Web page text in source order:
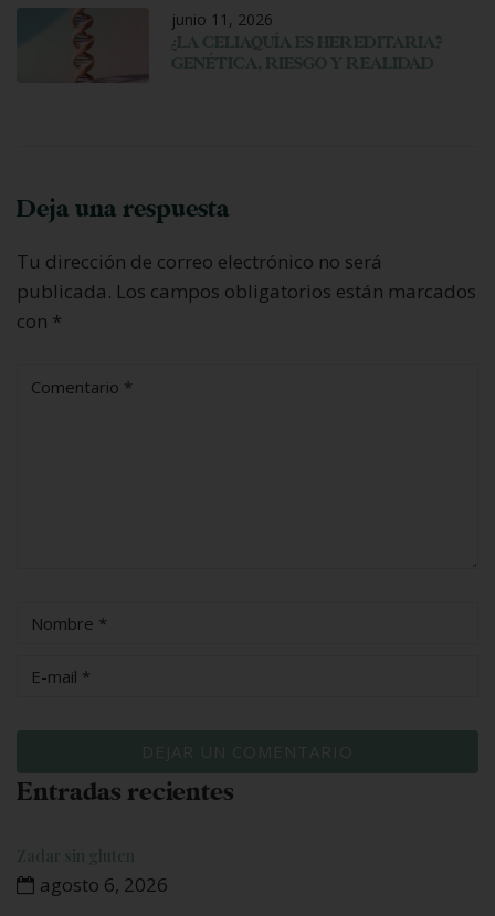
junio 11, 2026
¿LA CELIAQUÍA ES HEREDITARIA?
GENÉTICA, RIESGO Y REALIDAD
Deja una respuesta
Tu dirección de correo electrónico no será
publicada. Los campos obligatorios están marcados
con *
Entradas recientes
Zadar sin gluten
agosto 6, 2026